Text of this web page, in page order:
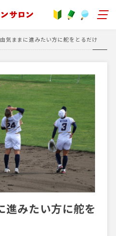
気ままに進みたい方に舵をとるだけ
進みたい方に舵を